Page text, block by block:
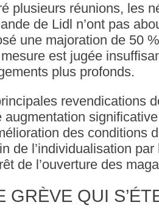
plusieurs réunions, les
de Lidl n’ont pas
une majoration de 50
est jugée
plus profonds.
revendications
augmentation
des conditions
de l’individualisation
de l’ouverture des
GRÈVE QUI